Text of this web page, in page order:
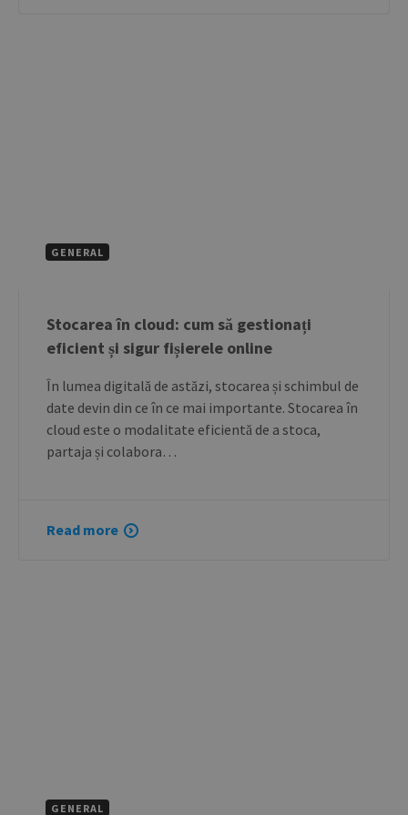
GENERAL
Stocarea în cloud: cum să gestionați
eficient și sigur fișierele online
În lumea digitală de astăzi, stocarea și schimbul de
date devin din ce în ce mai importante. Stocarea în
cloud este o modalitate eficientă de a stoca,
partaja și colabora…
Read more
GENERAL